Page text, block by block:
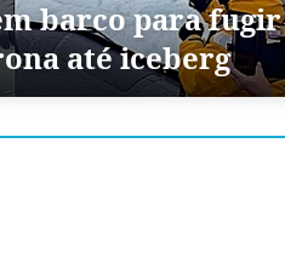
barco para
até iceberg